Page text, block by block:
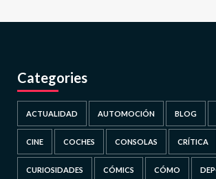
Categories
ACTUALIDAD AUTOMOCIÓN BLOG
CINE COCHES CONSOLAS CRÍTICA
CURIOSIDADES CÓMICS CÓMO